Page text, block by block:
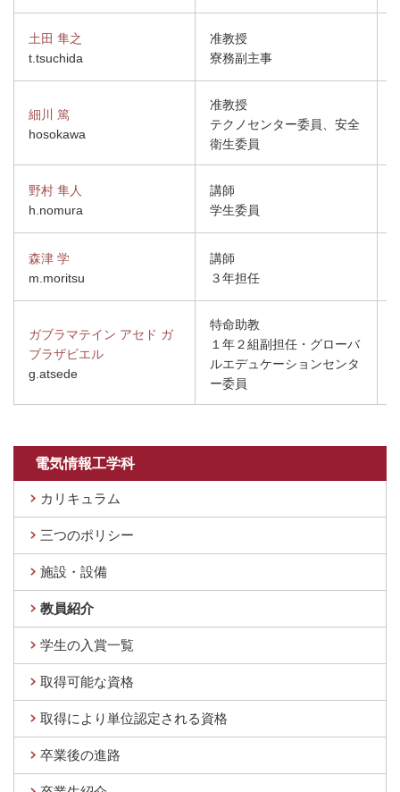
土田 隼之
t.tsuchida
准教授
寮務副主事
細川 篤
hosokawa
准教授
テクノセンター委員、安全
衛生委員
野村 隼人
h.nomura
講師
学生委員
森津 学
m.moritsu
講師
３年担任
ガブラマテイン アセド ガ
ブラザビエル
g.atsede
特命助教
１年２組副担任・グローバ
ルエデュケーションセンタ
ー委員
電気情報工学科
カリキュラム
三つのポリシー
施設・設備
教員紹介
学生の入賞一覧
取得可能な資格
取得により単位認定される資格
卒業後の進路